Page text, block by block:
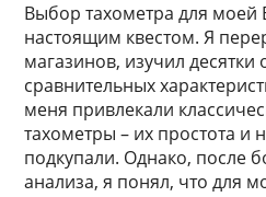
Выбор тахометра для моей
настоящим квестом. Я
магазинов, изучил десятки
сравнительных
меня привлекали
тахометры – их простота и
подкупали. Однако, после
анализа, я понял, что для